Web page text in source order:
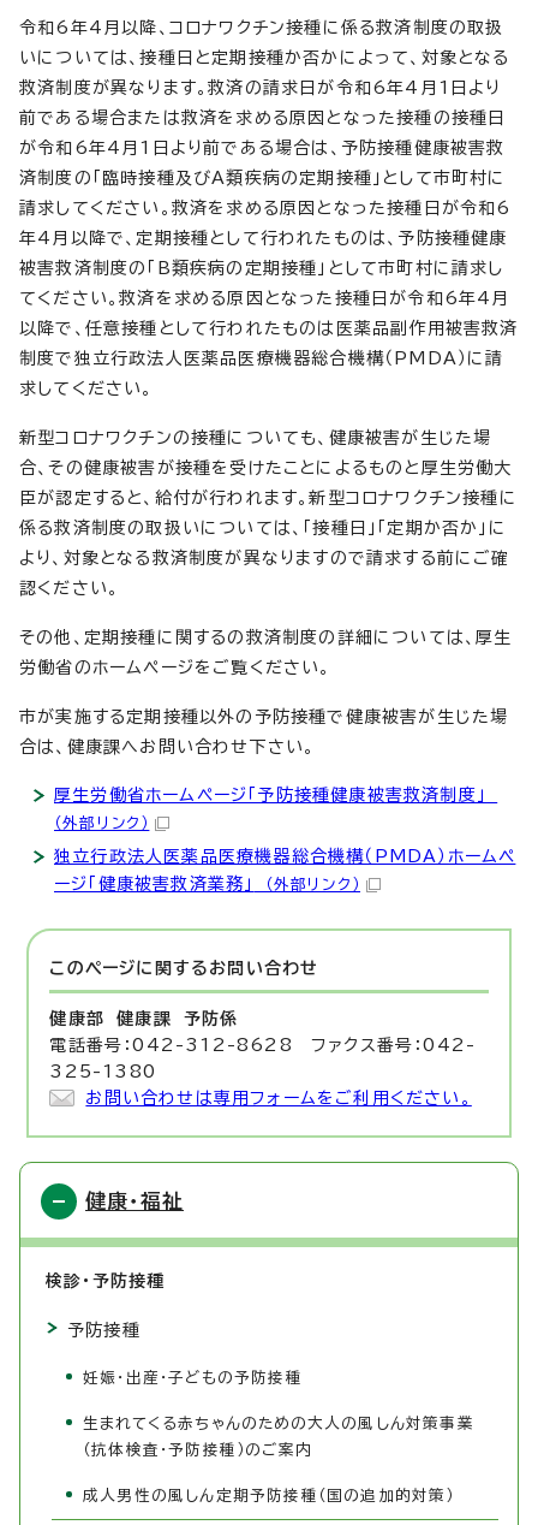
令和6年4月以降、コロナワクチン接種に係る救済制度の取扱
いについては、接種日と定期接種か否かによって、対象となる
救済制度が異なります。救済の請求日が令和6年4月1日より
前である場合または救済を求める原因となった接種の接種日
が令和6年4月1日より前である場合は、予防接種健康被害救
済制度の「臨時接種及びA類疾病の定期接種」として市町村に
請求してください。救済を求める原因となった接種日が令和6
年4月以降で、定期接種として行われたものは、予防接種健康
被害救済制度の「B類疾病の定期接種」として市町村に請求し
てください。救済を求める原因となった接種日が令和6年4月
以降で、任意接種として行われたものは医薬品副作用被害救済
制度で独立行政法人医薬品医療機器総合機構（PMDA）に請
求してください。
新型コロナワクチンの接種についても、健康被害が生じた場
合、その健康被害が接種を受けたことによるものと厚生労働大
臣が認定すると、給付が行われます。新型コロナワクチン接種に
係る救済制度の取扱いについては、「接種日」「定期か否か」に
より、対象となる救済制度が異なりますので請求する前にご確
認ください。
その他、定期接種に関するの救済制度の詳細については、厚生
労働省のホームページをご覧ください。
市が実施する定期接種以外の予防接種で健康被害が生じた場
合は、健康課へお問い合わせ下さい。
厚生労働省ホームページ「予防接種健康被害救済制度」
（外部リンク）
独立行政法人医薬品医療機器総合機構（PMDA）ホームペ
ージ「健康被害救済業務」
（外部リンク）
このページに関する お問い合わせ
健康部 健康課 予防係
電話番号：042-312-8628 ファクス番号：042-
325-1380
お問い合わせは専用フォームをご利用ください。
健康・福祉
検診・予防接種
予防接種
妊娠・出産・子どもの予防接種
生まれてくる赤ちゃんのための大人の風しん対策事業
（抗体検査・予防接種）のご案内
成人男性の風しん定期予防接種（国の追加的対策）